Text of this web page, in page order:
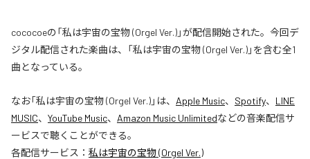
cococoeの「私は宇宙の宝物 (Orgel Ver.)」が配信開始された。今回デ
ジタル配信された楽曲は、「私は宇宙の宝物 (Orgel Ver.)」を含む全1
曲となっている。
なお「私は宇宙の宝物 (Orgel Ver.)」は、 Apple Music、 Spotify、 LINE
MUSIC、 YouTube Music、 Amazon Music Unlimitedなどの音楽配信サ
ービスで聴くことができる。
各配信サービス： 私は宇宙の宝物 (Orgel Ver.)